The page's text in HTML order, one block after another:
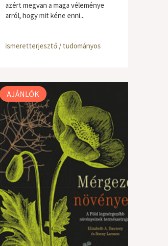
azért megvan a maga véleménye
arról, hogy mit kéne enni...
ismeretterjesztő / tudományos
AJÁNLÓK